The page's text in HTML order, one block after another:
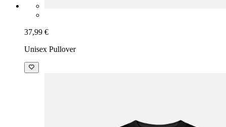
37,99 €
Unisex Pullover